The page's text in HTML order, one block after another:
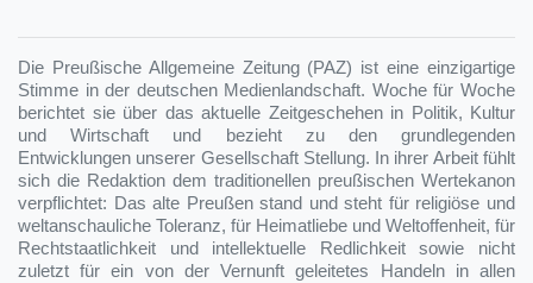
Die Preußische Allgemeine Zeitung (PAZ) ist eine einzigartige
Stimme in der deutschen Medienlandschaft. Woche für Woche
berichtet sie über das aktuelle Zeitgeschehen in Politik, Kultur
und Wirtschaft und bezieht zu den grundlegenden
Entwicklungen unserer Gesellschaft Stellung. In ihrer Arbeit fühlt
sich die Redaktion dem traditionellen preußischen Wertekanon
verpflichtet: Das alte Preußen stand und steht für religiöse und
weltanschauliche Toleranz, für Heimatliebe und Weltoffenheit, für
Rechtstaatlichkeit und intellektuelle Redlichkeit sowie nicht
zuletzt für ein von der Vernunft geleitetes Handeln in allen